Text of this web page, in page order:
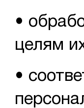
•
целям
•